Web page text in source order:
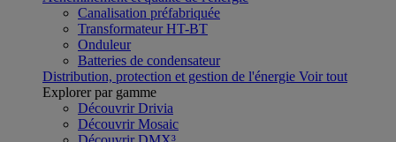
Canalisation préfabriquée
Transformateur HT-BT
Onduleur
Batteries de condensateur
Distribution, protection et gestion de l'énergie Voir tout
Explorer par gamme
Découvrir Drivia
Découvrir Mosaic